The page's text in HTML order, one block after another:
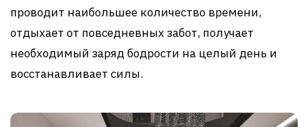
проводит наибольшее количество времени,
отдыхает от повседневных забот, получает
необходимый заряд бодрости на целый день и
восстанавливает силы.